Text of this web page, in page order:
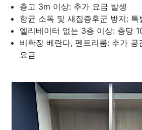
층고 3m 이상: 추가 요금 발생
항균 소독 및 새집증후군 방지: 특
엘리베이터 없는 3층 이상: 층당
비확장 베란다, 펜트리룸: 추가 공
요금